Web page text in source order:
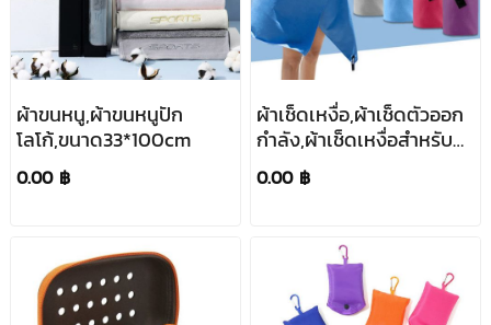
ผ้าขนหนู,ผ้าขนหนูปัก
โลโก้,ขนาด33*100cm
0.00 ฿
ผ้าเช็ดเหงื่อ,ผ้าเช็ดตัวออก
กำลัง,ผ้าเช็ดเหงื่อสำหรับ
ฟิตเนส,ผ้าซับ
เหงื่อ,ขนาด
0.00 ฿